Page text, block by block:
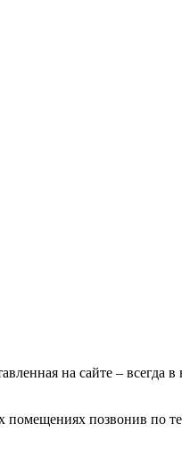
на сайте – всегда в
помещениях позвонив по